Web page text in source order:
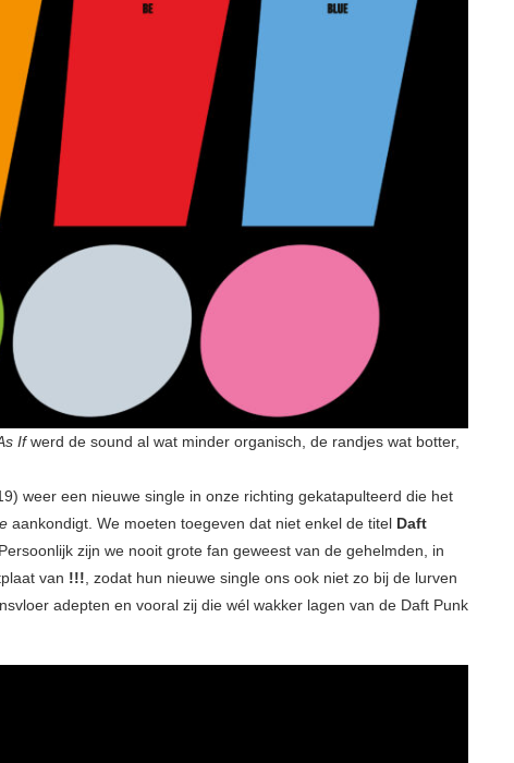
Ifwerd de sound al wat minder organisch, de randjes wat botter,
weer een nieuwe single in onze richting gekatapulteerd die het
aankondigt. We moeten toegeven dat niet enkel de titel Daft
zijn we nooit grote fan geweest van de gehelmden, in
van !!!, zodat hun nieuwe single ons ook niet zo bij de lurven
adepten en vooral zij die wél wakker lagen van de Daft Punk